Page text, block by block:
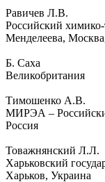
Равичев Л.В.
Российский
Менделеева,
Б. Саха
Великобритания
Тимошенко А.В.
МИРЭА –
Россия
Товажнянский Л.Л.
Харьковский
Харьков, Украина